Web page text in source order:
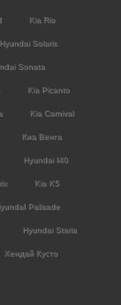
Kia Rio
Hyundai Solaris
Sonata
Kia Picanto
Kia Carnival
Киа Венга
Hyundai I40
Kia K5
Palisade
Hyundai Staria
Хендай Кусто